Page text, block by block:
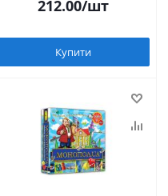
212.00/шт
Купити